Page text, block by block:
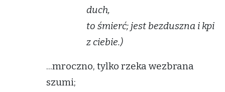
duch,
to śmierć; jest bezduszna i kpi
z ciebie.)
...mroczno, tylko rzeka wezbrana
szumi;